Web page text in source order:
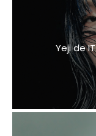
Yeji de